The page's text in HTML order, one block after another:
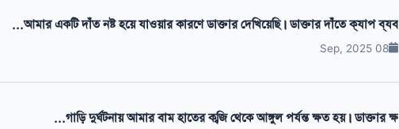
আমার একটি দাঁত নষ্ট হয়ে যাওয়ার কারণে ডাক্তার দেখিয়েছি। ডাক্তার দাঁতে ক্যাপ ব্যব...
08 Sep, 2025
গাড়ি দুর্ঘটনায় আমার বাম হাতের কব্জি থেকে আঙ্গুল পর্যন্ত ক্ষত হয়। ডাক্তার ক্ষ...